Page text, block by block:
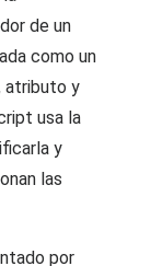
de un
como un
atributo y
usa la
y
las
por